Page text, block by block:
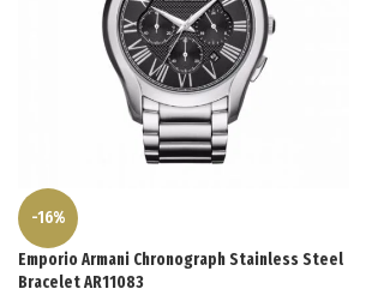
-16%
Emporio Armani Chronograph Stainless Steel
Bracelet AR11083